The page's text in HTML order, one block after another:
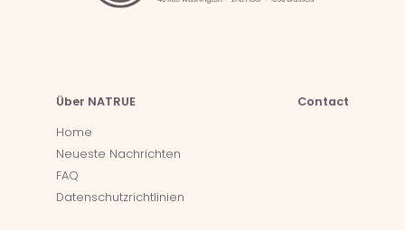
Über NATRUE
Home
Neueste Nachrichten
FAQ
Datenschutzrichtlinien
Contact